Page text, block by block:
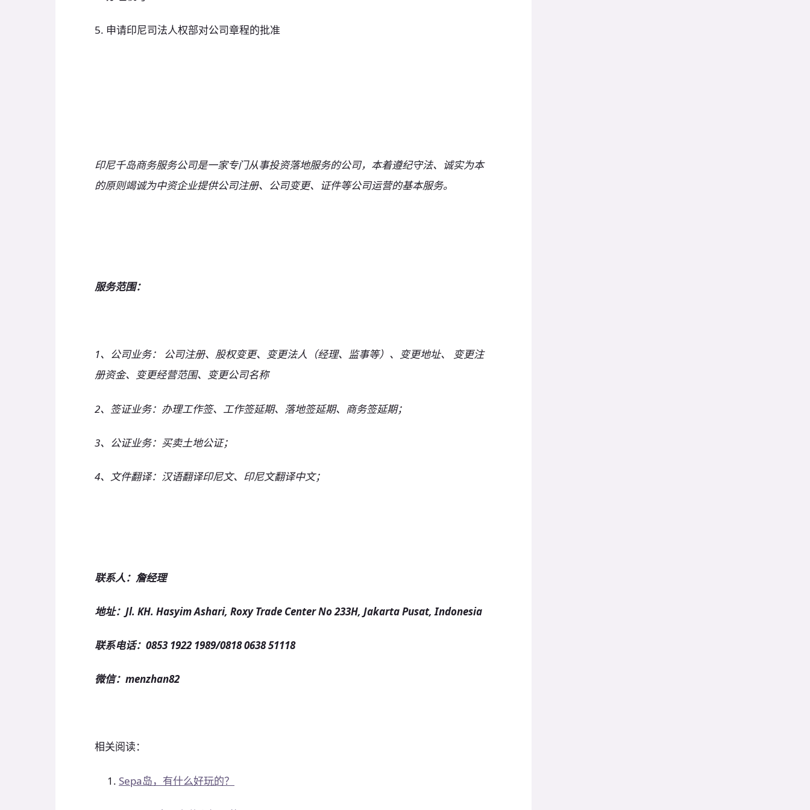
5. 申请印尼司法人权部对公司章程的批准
印尼千岛商务服务公司是一家专门从事投资落地服务的公司，本着遵纪守法、诚实为本
的原则竭诚为中资企业提供公司注册、公司变更、证件等公司运营的基本服务。
服务范围：
1、公司业务： 公司注册、股权变更、变更法人（经理、监事等）、变更地址、 变更注
册资金、变更经营范围、变更公司名称
2、签证业务：办理工作签、工作签延期、落地签延期、商务签延期；
3、公证业务：买卖土地公证；
4、文件翻译：汉语翻译印尼文、印尼文翻译中文；
联系人：詹经理
地址：Jl. KH. Hasyim Ashari, Roxy Trade Center No 233H, Jakarta Pusat, Indonesia
联系电话：0853 1922 1989/0818 0638 51118
微信：menzhan82
相关阅读：
Sepa岛，有什么好玩的？